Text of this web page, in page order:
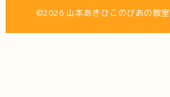
©2026 山本あきひこのぴあの教室